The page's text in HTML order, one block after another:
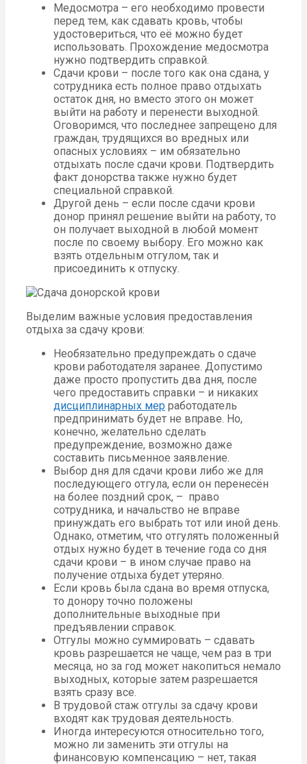
Медосмотра – его необходимо провести
перед тем, как сдавать кровь, чтобы
удостовериться, что её можно будет
использовать. Прохождение медосмотра
нужно подтвердить справкой.
Сдачи крови – после того как она сдана, у
сотрудника есть полное право отдыхать
остаток дня, но вместо этого он может
выйти на работу и перенести выходной.
Оговоримся, что последнее запрещено для
граждан, трудящихся во вредных или
опасных условиях – им обязательно
отдыхать после сдачи крови. Подтвердить
факт донорства также нужно будет
специальной справкой.
Другой день – если после сдачи крови
донор принял решение выйти на работу, то
он получает выходной в любой момент
после по своему выбору. Его можно как
взять отдельным отгулом, так и
присоединить к отпуску.
Выделим важные условия предоставления
отдыха за сдачу крови:
Необязательно предупреждать о сдаче
крови работодателя заранее. Допустимо
даже просто пропустить два дня, после
чего предоставить справки – и никаких
дисциплинарных мер работодатель
предпринимать будет не вправе. Но,
конечно, желательно сделать
предупреждение, возможно даже
составить письменное заявление.
Выбор дня для сдачи крови либо же для
последующего отгула, если он перенесён
на более поздний срок, – право
сотрудника, и начальство не вправе
принуждать его выбрать тот или иной день.
Однако, отметим, что отгулять положенный
отдых нужно будет в течение года со дня
сдачи крови – в ином случае право на
получение отдыха будет утеряно.
Если кровь была сдана во время отпуска,
то донору точно положены
дополнительные выходные при
предъявлении справок.
Отгулы можно суммировать – сдавать
кровь разрешается не чаще, чем раз в три
месяца, но за год может накопиться немало
выходных, которые затем разрешается
взять сразу все.
В трудовой стаж отгулы за сдачу крови
входят как трудовая деятельность.
Иногда интересуются относительно того,
можно ли заменить эти отгулы на
финансовую компенсацию – нет, такая